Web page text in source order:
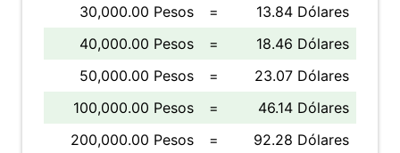
30,000.00 Pesos
=
13.84 Dólares
40,000.00 Pesos
=
18.46 Dólares
50,000.00 Pesos
=
23.07 Dólares
100,000.00 Pesos
=
46.14 Dólares
200,000.00 Pesos
=
92.28 Dólares